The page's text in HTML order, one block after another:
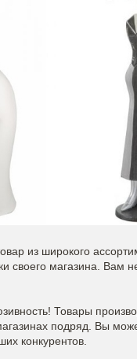
из широкого
своего магазина.
Товары
подряд. Вы
конкурентов.